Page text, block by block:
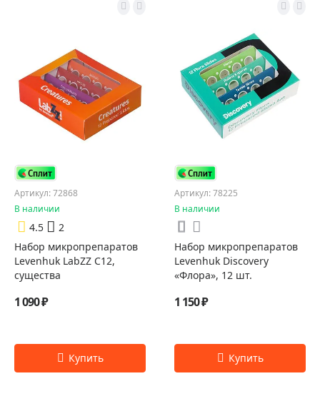
Артикул: 72868
В наличии
4.5
2
Набор микропрепаратов
Levenhuk LabZZ C12,
существа
1 090 ₽
Артикул: 78225
В наличии
Набор микропрепаратов
Levenhuk Discovery
«Флора», 12 шт.
1 150 ₽